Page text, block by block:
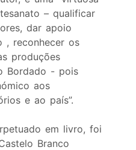
– qualificar
dar apoio
, reconhecer os
produções
Bordado - pois
aos
e ao país”.
em livro, foi
Branco